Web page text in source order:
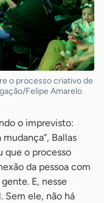
o processo criativo de
Felipe Amarelo
o imprevisto:
Ballas
que o processo
da pessoa com
E, nesse
Sem ele, não há